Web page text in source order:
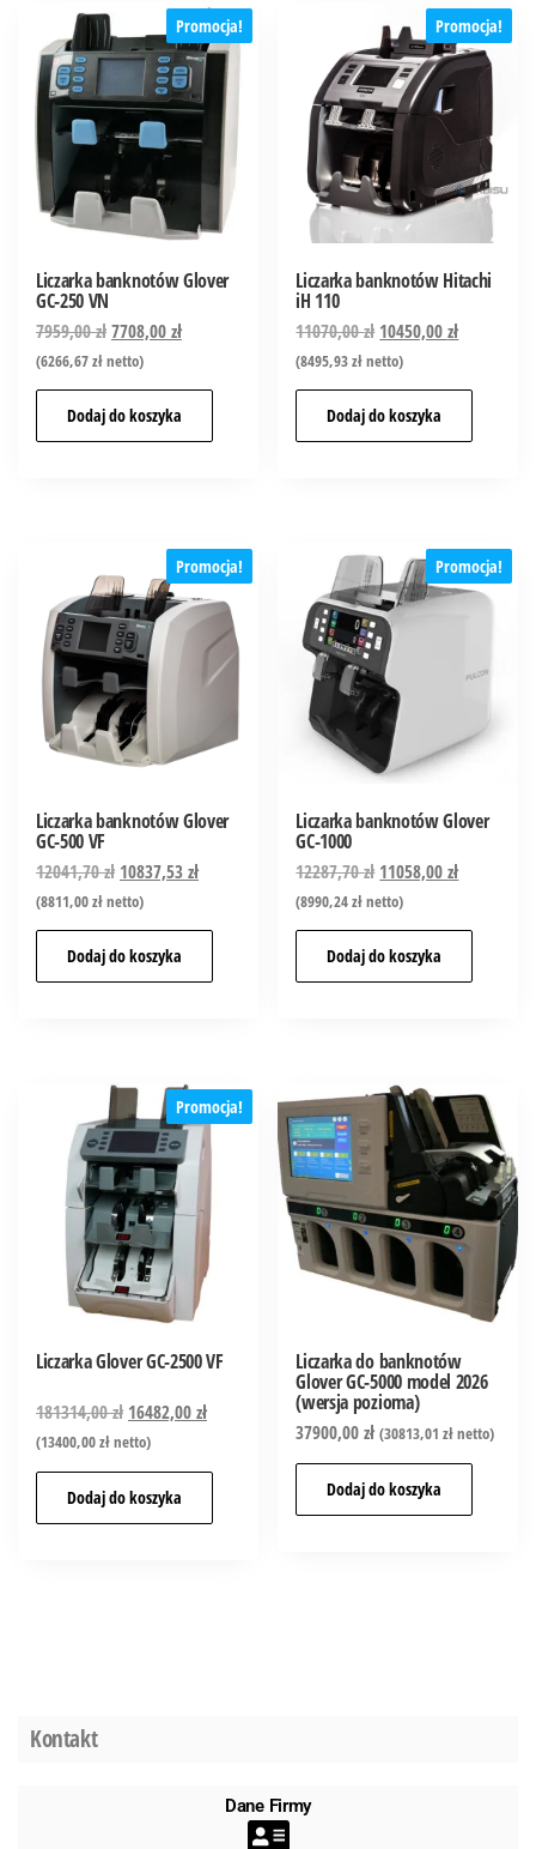
Promocja!
Liczarka banknotów Glover
GC-250 VN
7959,00zł7708,00zł
(6266,67złnetto)
Dodaj do koszyka
Promocja!
Liczarka banknotów Hitachi
iH 110
11070,00zł 10450,00zł
(8495,93złnetto)
Dodaj do koszyka
Promocja!
Liczarka banknotów Glover
GC-500 VF
12041,70zł 10837,53zł
(8811,00złnetto)
Dodaj do koszyka
Promocja!
Liczarka banknotów Glover
GC-1000
12287,70zł 11058,00zł
(8990,24złnetto)
Dodaj do koszyka
Promocja!
Liczarka Glover GC-2500 VF
181314,00zł 16482,00zł
(13400,00złnetto)
Dodaj do koszyka
Liczarka do banknotów
Glover GC-5000 model 2026
(wersja pozioma)
37900,00zł (30813,01złnetto)
Dodaj do koszyka
Kontakt
Dane Firmy